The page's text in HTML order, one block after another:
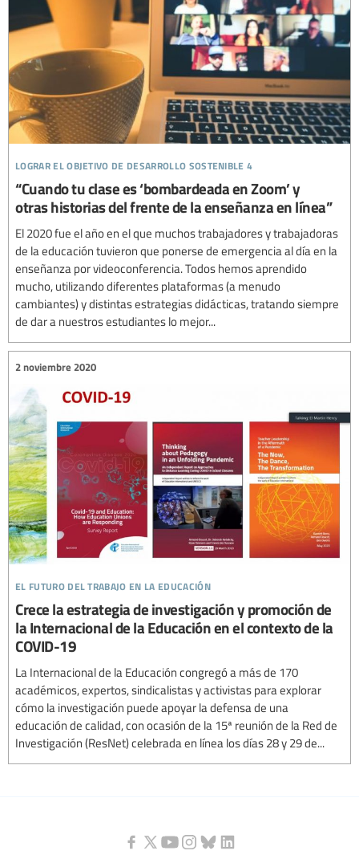
lograr el objetivo de desarrollo sostenible 4
“Cuando tu clase es ‘bombardeada en Zoom’ y
otras historias del frente de la enseñanza en línea”
El 2020 fue el año en el que muchos trabajadores y trabajadoras
de la educación tuvieron que ponerse de emergencia al día en la
enseñanza por videoconferencia. Todos hemos aprendido
mucho, utilizando diferentes plataformas (a menudo
cambiantes) y distintas estrategias didácticas, tratando siempre
de dar a nuestros estudiantes lo mejor...
el futuro del trabajo en la educación
2 noviembre 2020
Crece la estrategia de investigación y promoción de
la Internacional de la Educación en el contexto de la
COVID-19
La Internacional de la Educación congregó a más de 170
académicos, expertos, sindicalistas y activistas para explorar
cómo la investigación puede apoyar la defensa de una
educación de calidad, con ocasión de la 15ª reunión de la Red de
Investigación (ResNet) celebrada en línea los días 28 y 29 de...